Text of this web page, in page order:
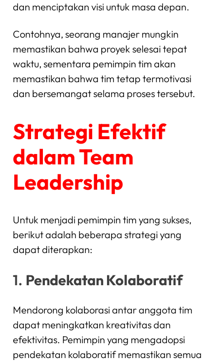
dan menciptakan visi untuk masa depan.
Contohnya, seorang manajer mungkin
memastikan bahwa proyek selesai tepat
waktu, sementara pemimpin tim akan
memastikan bahwa tim tetap termotivasi
dan bersemangat selama proses tersebut.
Strategi Efektif
dalam Team
Leadership
Untuk menjadi pemimpin tim yang sukses,
berikut adalah beberapa strategi yang
dapat diterapkan:
1. Pendekatan Kolaboratif
Mendorong kolaborasi antar anggota tim
dapat meningkatkan kreativitas dan
efektivitas. Pemimpin yang mengadopsi
pendekatan kolaboratif memastikan semua